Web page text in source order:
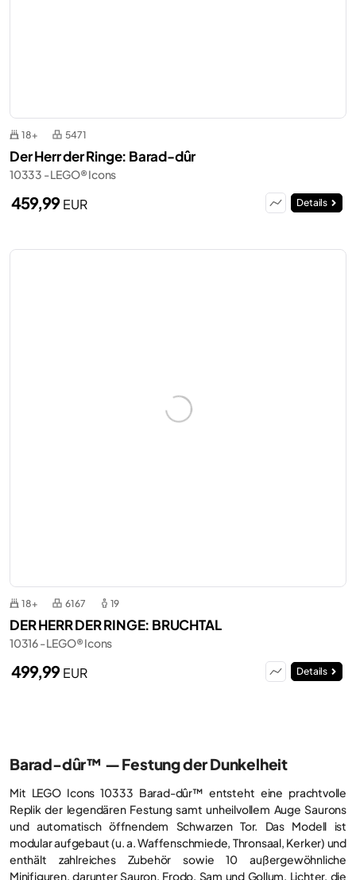
18+ 5471
Der Herr der Ringe: Barad-dûr
10333 - LEGO® Icons
459,99EUR Details
18+ 6167 19
DER HERR DER RINGE: BRUCHTAL
10316 - LEGO® Icons
499,99EUR Details
Barad-dûr™ — Festung der Dunkelheit
Mit LEGO Icons 10333 Barad-dûr™ entsteht eine prachtvolle
Replik der legendären Festung samt unheilvollem Auge Saurons
und automatisch öffnendem Schwarzen Tor. Das Modell ist
modular aufgebaut (u. a. Waffenschmiede, Thronsaal, Kerker) und
enthält zahlreiches Zubehör sowie 10 außergewöhnliche
Minifiguren, darunter Sauron, Frodo, Sam und Gollum. Lichter, die